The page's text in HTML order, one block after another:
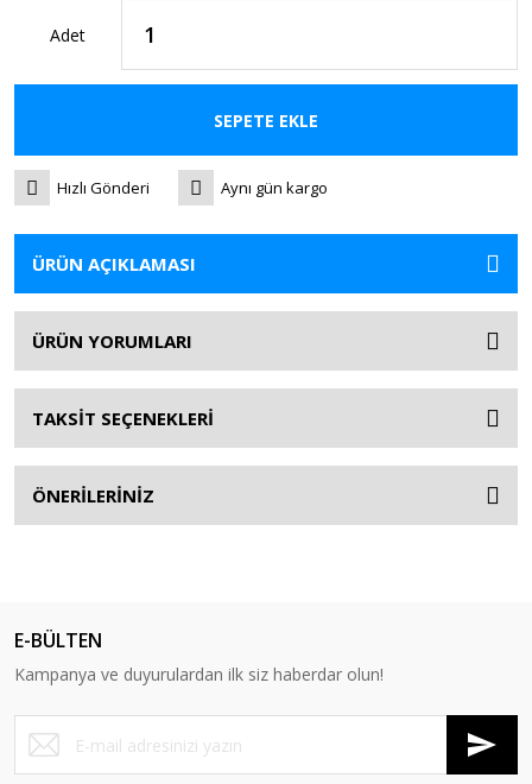
Adet
SEPETE EKLE
Hızlı Gönderi Aynı gün kargo
ÜRÜN AÇIKLAMASI
ÜRÜN YORUMLARI
TAKSİT SEÇENEKLERİ
ÖNERİLERİNİZ
E-BÜLTEN
Kampanya ve duyurulardan ilk siz haberdar olun!